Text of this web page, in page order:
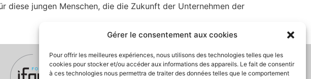
Gérer le consentement aux cookies
Pour offrir les meilleures expériences, nous utilisons des technologies telles que les
cookies pour stocker et/ou accéder aux informations des appareils. Le fait de consentir
à ces technologies nous permettra de traiter des données telles que le comportement
diese jungen Menschen, die die Zukunft der Unternehmen der
KONTAKT